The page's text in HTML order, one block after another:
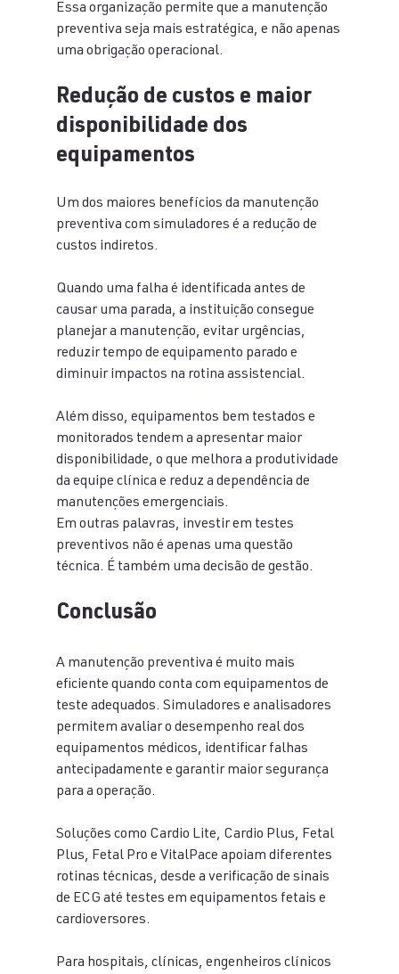
Essa organização permite que a manutenção
preventiva seja mais estratégica, e não apenas
uma obrigação operacional.
Redução de custos e maior
disponibilidade dos
equipamentos
Um dos maiores benefícios da manutenção
preventiva com simuladores é a redução de
custos indiretos.
Quando uma falha é identificada antes de
causar uma parada, a instituição consegue
planejar a manutenção, evitar urgências,
reduzir tempo de equipamento parado e
diminuir impactos na rotina assistencial.
Além disso, equipamentos bem testados e
monitorados tendem a apresentar maior
disponibilidade, o que melhora a produtividade
da equipe clínica e reduz a dependência de
manutenções emergenciais.
Em outras palavras, investir em testes
preventivos não é apenas uma questão
técnica. É também uma decisão de gestão.
Conclusão
A manutenção preventiva é muito mais
eficiente quando conta com equipamentos de
teste adequados. Simuladores e analisadores
permitem avaliar o desempenho real dos
equipamentos médicos, identificar falhas
antecipadamente e garantir maior segurança
para a operação.
Soluções como Cardio Lite, Cardio Plus, Fetal
Plus, Fetal Pro e VitalPace apoiam diferentes
rotinas técnicas, desde a verificação de sinais
de ECG até testes em equipamentos fetais e
cardioversores.
Para hospitais, clínicas, engenheiros clínicos